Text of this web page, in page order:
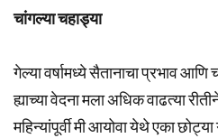
चांगल्या चहाड्या
गेल्या वर्षामध्ये सैतानाचा प्रभाव
ह्याच्या वेदना मला अधिक वाढत्या
महिन्यांपूर्वी मी आयोवा येथे एका